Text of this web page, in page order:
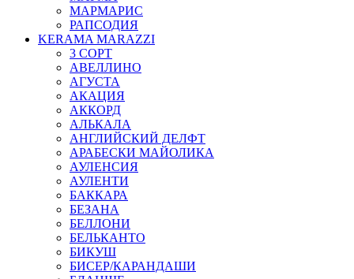
МАРМАРИС
РАПСОДИЯ
KERAMA MARAZZI
3 СОРТ
АВЕЛЛИНО
АГУСТА
АКАЦИЯ
АККОРД
АЛЬКАЛА
АНГЛИЙСКИЙ ДЕЛФТ
АРАБЕСКИ МАЙОЛИКА
АУЛЕНСИЯ
АУЛЕНТИ
БАККАРА
БЕЗАНА
БЕЛЛОНИ
БЕЛЬКАНТО
БИКУШ
БИСЕР/КАРАНДАШИ